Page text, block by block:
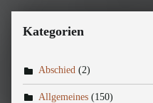
Kategorien
Abschied (2)
Allgemeines (150)